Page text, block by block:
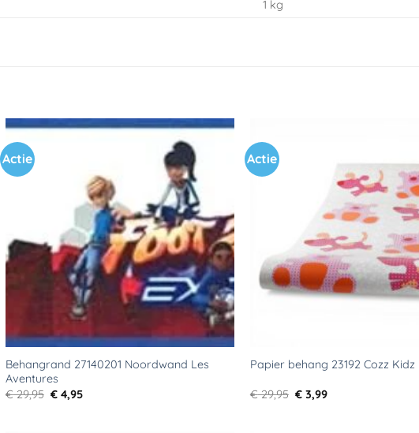
1 kg
Actie
Toevoegen
aan
verlanglijst
Behangrand 27140201 Noordwand Les
Aventures
€29,95 Oorspronkelijke
prijs
€ 4,95Huidige
Actie
Papier behang 23192 Cozz Kidz
€29,95 Oorspronkelijke
prijs
€ 3,99Huidige